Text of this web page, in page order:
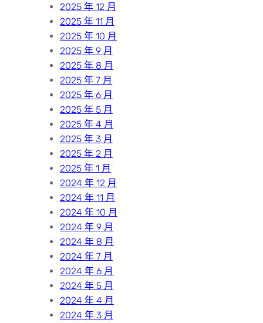
2025 年 12 月
2025 年 11 月
2025 年 10 月
2025 年 9 月
2025 年 8 月
2025 年 7 月
2025 年 6 月
2025 年 5 月
2025 年 4 月
2025 年 3 月
2025 年 2 月
2025 年 1 月
2024 年 12 月
2024 年 11 月
2024 年 10 月
2024 年 9 月
2024 年 8 月
2024 年 7 月
2024 年 6 月
2024 年 5 月
2024 年 4 月
2024 年 3 月